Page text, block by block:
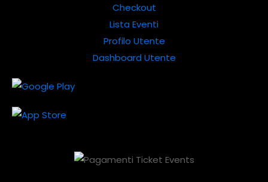
Checkout
Lista Eventi
Profilo Utente
Dashboard Utente